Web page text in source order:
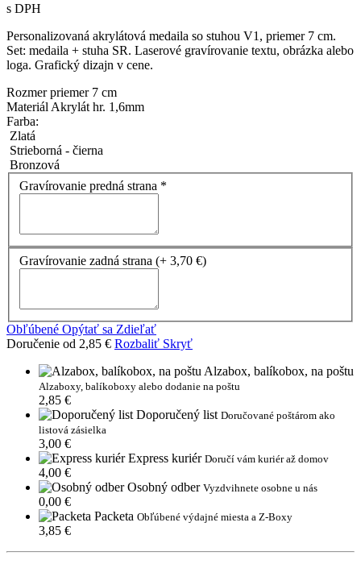
s DPH
Personalizovaná akrylátová medaila so stuhou V1, priemer 7 cm.
Set: medaila + stuha SR. Laserové gravírovanie textu, obrázka alebo
loga. Grafický dizajn v cene.
Rozmer priemer 7 cm
MateriálAkrylát hr. 1,6mm
Farba:
Zlatá
Strieborná - čierna
Bronzová
Gravírovanie predná strana *
Gravírovanie zadná strana (+ 3,70 €)
Obľúbené Opýtať sa Zdieľať
Doručenie od 2,85 € Rozbaliť Skryť
Alzabox, balíkobox, na poštu
Alzaboxy, balíkoboxy alebo dodanie na poštu
2,85 €
Doporučený list Doručované poštárom ako
listová zásielka
3,00 €
Express kuriér Doručí vám kuriér až domov
4,00 €
Osobný odber Vyzdvihnete osobne u nás
0,00 €
Packeta Obľúbené výdajné miesta a Z-Boxy
3,85 €